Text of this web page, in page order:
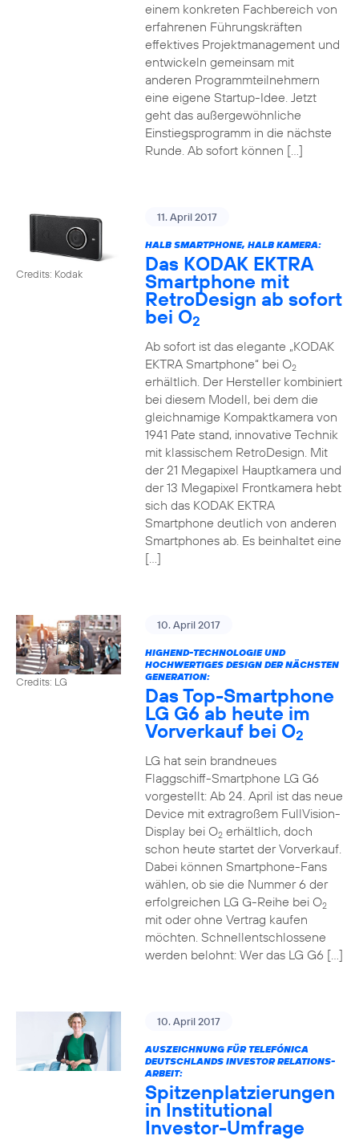
einem konkreten Fachbereich von
erfahrenen Führungskräften
effektives Projektmanagement und
entwickeln gemeinsam mit
anderen Programmteilnehmern
eine eigene Startup-Idee. Jetzt
geht das außergewöhnliche
Einstiegsprogramm in die nächste
Runde. Ab sofort können […]
Credits: Kodak
11. April 2017
HALB SMARTPHONE, HALB KAMERA:
Das KODAK EKTRA
Smartphone mit
RetroDesign ab sofort
bei O2
Ab sofort ist das elegante „KODAK
EKTRA Smartphone“ bei O2
erhältlich. Der Hersteller kombiniert
bei diesem Modell, bei dem die
gleichnamige Kompaktkamera von
1941 Pate stand, innovative Technik
mit klassischem RetroDesign. Mit
der 21 Megapixel Hauptkamera und
der 13 Megapixel Frontkamera hebt
sich das KODAK EKTRA
Smartphone deutlich von anderen
Smartphones ab. Es beinhaltet eine
[…]
Credits: LG
10. April 2017
HIGHEND-TECHNOLOGIE UND
HOCHWERTIGES DESIGN DER NÄCHSTEN
GENERATION:
Das Top-Smartphone
LG G6 ab heute im
Vorverkauf bei O2
LG hat sein brandneues
Flaggschiff-Smartphone LG G6
vorgestellt: Ab 24. April ist das neue
Device mit extragroßem FullVision-
Display bei O2erhältlich, doch
schon heute startet der Vorverkauf.
Dabei können Smartphone-Fans
wählen, ob sie die Nummer 6 der
erfolgreichen LG G-Reihe bei O2
mit oder ohne Vertrag kaufen
möchten. Schnellentschlossene
werden belohnt: Wer das LG G6 […]
10. April 2017
AUSZEICHNUNG FÜR TELEFÓNICA
DEUTSCHLANDS INVESTOR RELATIONS-
ARBEIT:
Spitzenplatzierungen
in Institutional
Investor-Umfrage